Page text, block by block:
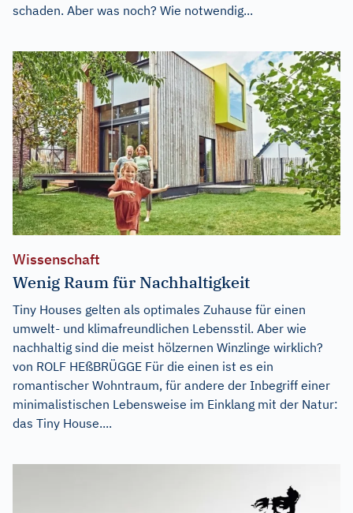
schaden. Aber was noch? Wie notwendig...
Wissenschaft
Wenig Raum für Nachhaltigkeit
Tiny Houses gelten als optimales Zuhause für einen
umwelt- und klimafreundlichen Lebensstil. Aber wie
nachhaltig sind die meist hölzernen Winzlinge wirklich?
von ROLF HEßBRÜGGE Für die einen ist es ein
romantischer Wohntraum, für andere der Inbegriff einer
minimalistischen Lebensweise im Einklang mit der Natur:
das Tiny House....